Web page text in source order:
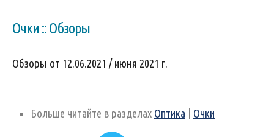
Очки :: Обзоры
Обзоры от 12.06.2021 / июня 2021 г.
Больше читайте в разделах Оптика Очки